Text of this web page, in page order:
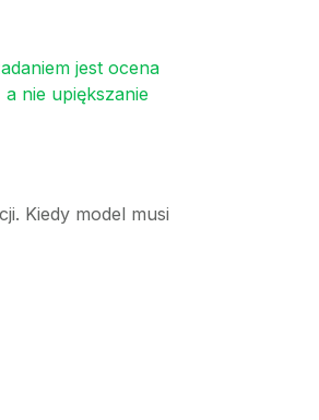
jest ocena
nie upiększanie
Kiedy model musi